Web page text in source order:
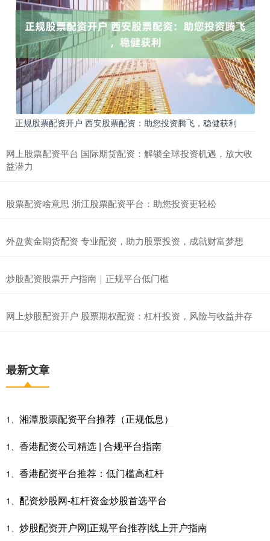
正规股票配资开户 西安股票配资：助您投资腾飞，稳健获利
网上股票配资平台 国际期货配资：解锁全球投资机遇，放大收
益潜力
股票配资啥意思 浙江股票配资平台：助您投资更轻松
外盘黄金期货配资 专业配资，助力股票投资，成就财富梦想
炒股配资股票开户指南｜正规平台低门槛
网上炒股配资开户 股票期权配资：杠杆投资，风险与收益并存
最新文章
1、 湘潭股票配资平台推荐（正规低息）
1、 香港配资公司精选 | 合规平台指南
1、 香港配资平台推荐：低门槛高杠杆
1、 配资炒股网-杠杆资金炒股首选平台
1、 炒股配资开户网|正规平台推荐|线上开户指南